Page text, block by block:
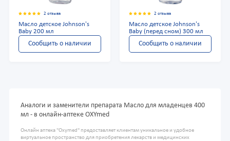
2 отзыва
Масло детское Johnson's
Baby 200 мл
Сообщить о наличии
2 отзыва
Масло детское Johnson's
Baby (перед сном) 300 мл
Сообщить о наличии
Аналоги и заменители препарата Масло для младенцев 400
мл - в онлайн-аптеке OXYmed
Онлайн аптека "Oxymed" предоставляет клиентам уникальное и удобное
виртуальное пространство для приобретения лекарств и медицинских